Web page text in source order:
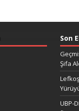
Son
Şifa
UBP-